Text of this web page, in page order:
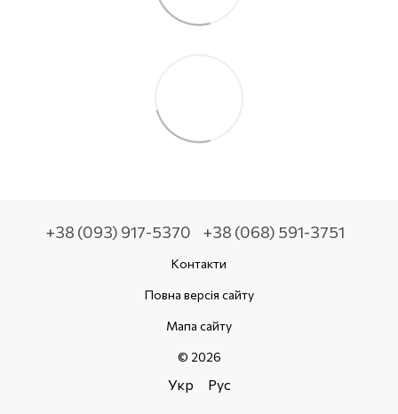
+38 (093) 917-5370 +38 (068) 591-3751
Контакти
Повна версія сайту
Мапа сайту
© 2026
Укр Рус